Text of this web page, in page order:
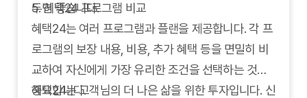
두면 좋습니다.
5. 혜택24 프로그램 비교
혜택24는 여러 프로그램과 플랜을 제공합니다. 각 프
로그램의 보장 내용, 비용, 추가 혜택 등을 면밀히 비
교하여 자신에게 가장 유리한 조건을 선택하는 것이
중요합니다.
혜택24는 고객님의 더 나은 삶을 위한 투자입니다. 신